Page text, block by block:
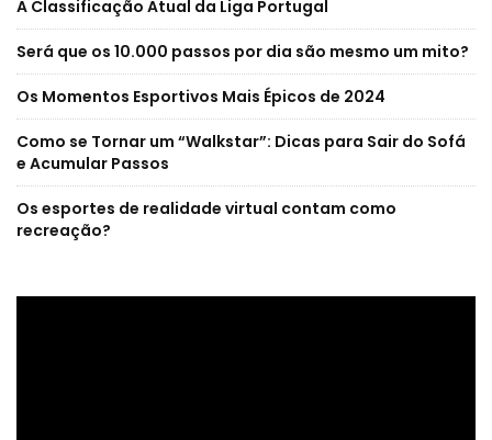
A Classificação Atual da Liga Portugal
Será que os 10.000 passos por dia são mesmo um mito?
Os Momentos Esportivos Mais Épicos de 2024
Como se Tornar um “Walkstar”: Dicas para Sair do Sofá
e Acumular Passos
Os esportes de realidade virtual contam como
recreação?